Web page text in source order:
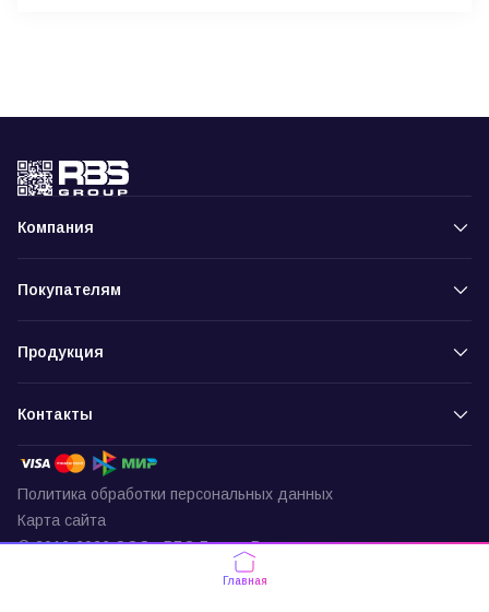
Компания
Покупателям
Продукция
Контакты
Политика обработки персональных данных
Карта сайта
© 2016-2026 ООО «РБС-Групп» Все права защищены
Главная